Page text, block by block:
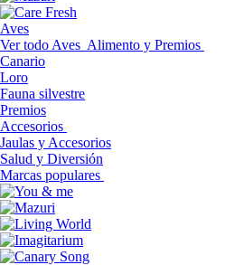
Aves
Ver todo Aves Alimento y Premios
Canario
Loro
Fauna silvestre
Premios
Accesorios
Jaulas y Accesorios
Salud y Diversión
Marcas populares